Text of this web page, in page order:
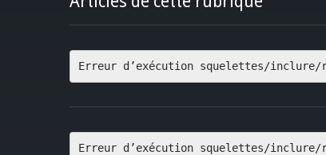
Erreur d’exécution squelettes/inclure/
Erreur d’exécution squelettes/inclure/